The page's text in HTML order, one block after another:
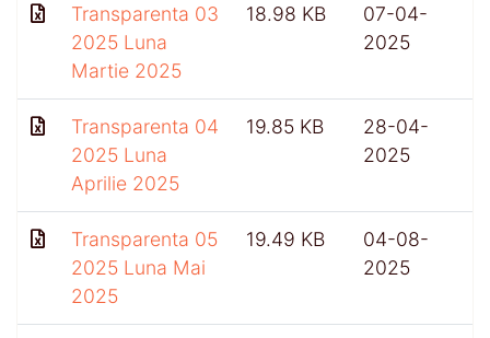
Transparenta 03
2025 Luna
Martie 2025
18.98 KB
07-04-
2025
Transparenta 04
2025 Luna
Aprilie 2025
19.85 KB
28-04-
2025
Transparenta 05
2025 Luna Mai
2025
19.49 KB
04-08-
2025